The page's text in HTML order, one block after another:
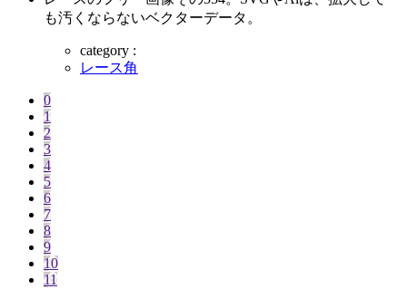
も汚くならないベクターデータ。
category :
レース角
0
1
2
3
4
5
6
7
8
9
10
11